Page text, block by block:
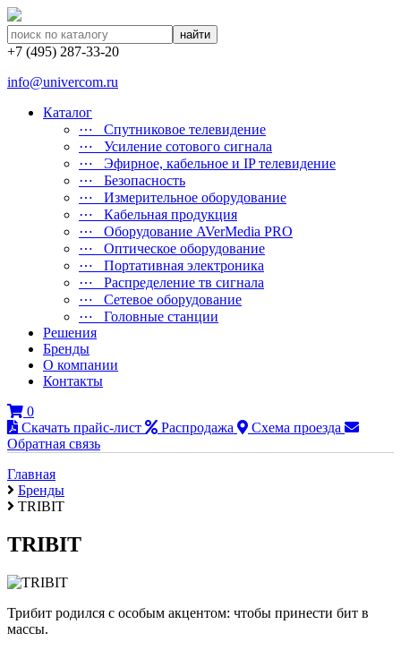
найти
+7 (495) 287-33-20
info@univercom.ru
Каталог
⋯ Cпутниковое телевидение
⋯ Усиление сотового сигнала
⋯ Эфирное, кабельное и IP телевидение
⋯ Безопасность
⋯ Измерительное оборудование
⋯ Кабельная продукция
⋯ Оборудование AVerMedia PRO
⋯ Оптическое оборудование
⋯ Портативная электроника
⋯ Распределение тв сигнала
⋯ Сетевое оборудование
⋯ Головные станции
Решения
Бренды
О компании
Контакты
0
Скачать прайс-лист
Распродажа
Схема проезда
Обратная связь
Главная
Бренды
TRIBIT
TRIBIT
Трибит родился с особым акцентом: чтобы принести бит в
массы.